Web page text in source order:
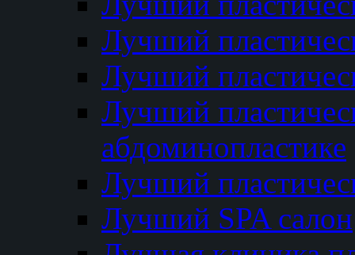
Лучший
Лучший
Лучший
абдоминопластике
Лучший
Лучший SPA салон